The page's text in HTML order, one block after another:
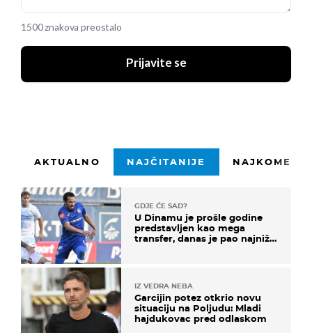
1500 znakova preostalo
Prijavite se
AKTUALNO NAJČITANIJE
GDJE ĆE SAD?
U Dinamu je prošle godine
predstavljen kao mega
transfer, danas je pao najniže
IZ VEDRA NEBA
Garcijin potez otkrio novu
situaciju na Poljudu: Mladi
hajdukovac pred odlaskom